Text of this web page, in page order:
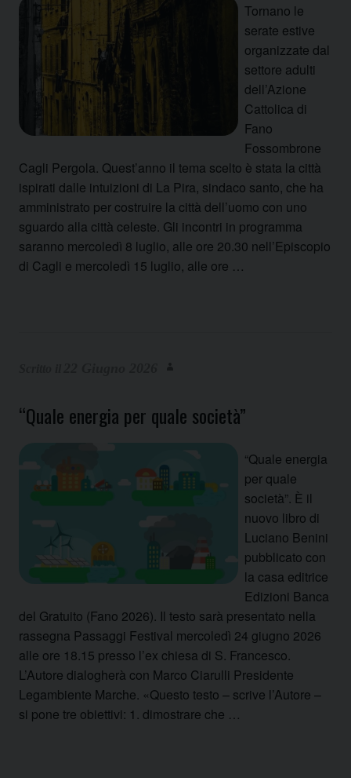
Tornano le
serate estive
organizzate dal
settore adulti
dell’Azione
Cattolica di
Fano
Fossombrone
Cagli Pergola. Quest’anno il tema scelto è stata la città
ispirati dalle intuizioni di La Pira, sindaco santo, che ha
amministrato per costruire la città dell’uomo con uno
sguardo alla città celeste. Gli incontri in programma
saranno mercoledì 8 luglio, alle ore 20.30 nell’Episcopio
di Cagli e mercoledì 15 luglio, alle ore …
“Quale energia per quale società”
“Quale energia
per quale
società”. È il
nuovo libro di
Luciano Benini
pubblicato con
la casa editrice
Edizioni Banca
del Gratuito (Fano 2026). Il testo sarà presentato nella
rassegna Passaggi Festival mercoledì 24 giugno 2026
alle ore 18.15 presso l’ex chiesa di S. Francesco.
L’Autore dialogherà con Marco Ciarulli Presidente
Legambiente Marche. «Questo testo – scrive l’Autore –
si pone tre obiettivi: 1. dimostrare che …